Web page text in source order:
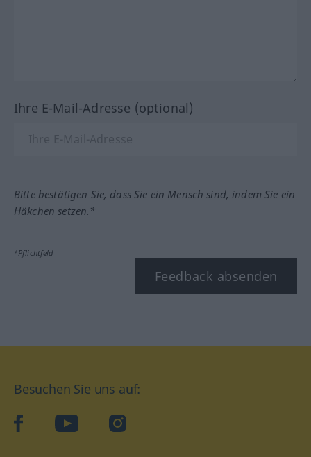
Ihre E-Mail-Adresse (optional)
Bitte bestätigen Sie, dass Sie ein Mensch sind, indem Sie ein
Häkchen setzen.*
*Pflichtfeld
Feedback absenden
Besuchen Sie uns auf:
facebookYouTube Instagram